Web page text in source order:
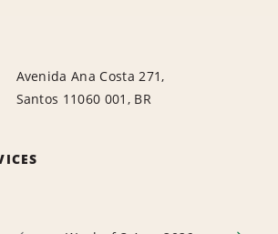
Avenida Ana Costa 271,
Santos 11060 001, BR